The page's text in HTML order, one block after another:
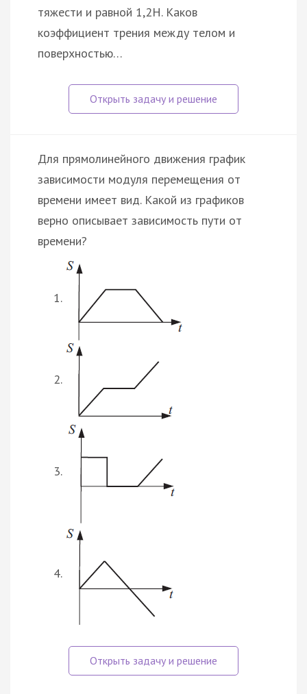
тяжести и равной 1,2Н. Каков
коэффициент трения между телом и
поверхностью…
Для прямолинейного движения график
зависимости модуля перемещения от
времени имеет вид. Какой из графиков
верно описывает зависимость пути от
времени?